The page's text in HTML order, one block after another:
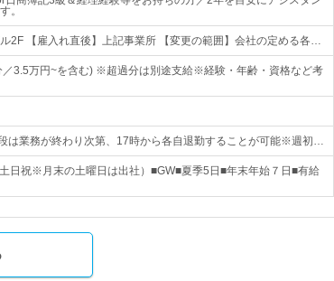
。
2F 【雇入れ直後】上記事業所 【変更の範囲】会社の定める各…
／3.5万円~を含む) ※超過分は別途支給※経験・年齢・資格など考
は業務が終わり次第、17時から各自退勤することが可能※週初…
日祝※月末の土曜日は出社）■GW■夏季5日■年末年始７日■有給